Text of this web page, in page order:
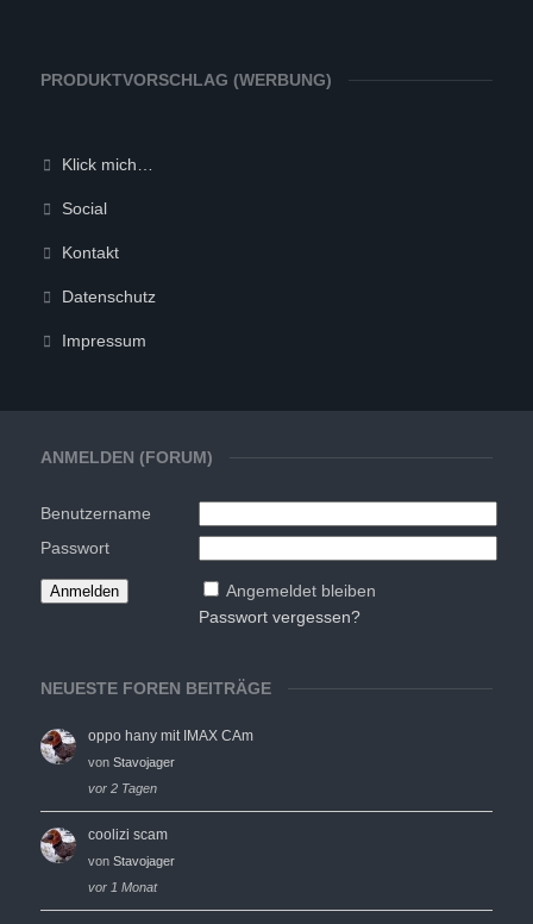
ANMELDEN (FORUM)
Benutzername
Passwort
Angemeldet bleiben
Passwort vergessen?
NEUESTE FOREN BEITRÄGE
oppo hany mit IMAX CAm
von Stavojager
vor 2 Tagen
coolizi scam
von Stavojager
vor 1 Monat
PRODUKTVORSCHLAG (WERBUNG)
Klick mich…
Social
Kontakt
Datenschutz
Impressum